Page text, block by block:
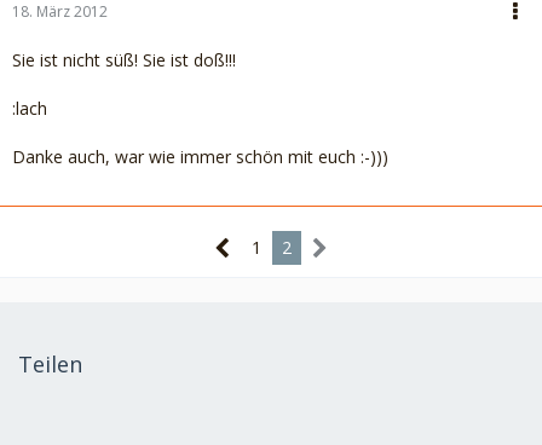
18. März 2012
Sie ist nicht süß! Sie ist doß!!!
:lach
Danke auch, war wie immer schön mit euch :-)))
1 2
Teilen